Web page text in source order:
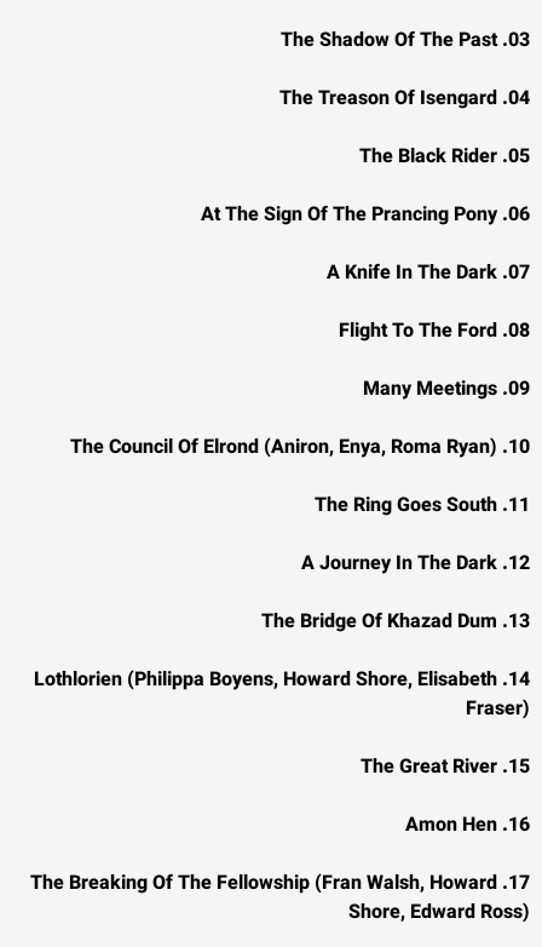
03. The Shadow Of The Past
04. The Treason Of Isengard
05. The Black Rider
06. At The Sign Of The Prancing Pony
07. A Knife In The Dark
08. Flight To The Ford
09. Many Meetings
10. The Council Of Elrond (Aniron, Enya, Roma Ryan)
11. The Ring Goes South
12. A Journey In The Dark
13. The Bridge Of Khazad Dum
14. Lothlorien (Philippa Boyens, Howard Shore, Elisabeth
Fraser)
15. The Great River
16. Amon Hen
17. The Breaking Of The Fellowship (Fran Walsh, Howard
Shore, Edward Ross)